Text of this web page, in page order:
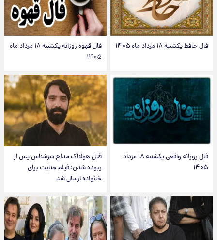
فال حافظ یکشنبه ۱۸ مرداد ماه ۱۴۰۵
فال قهوه روزانه یکشنبه ۱۸ مرداد ماه
۱۴۰۵
فال روزانه واقعی یکشنبه ۱۸ مرداد
۱۴۰۵
قتل هولناک مداح سرشناس پس از
ربوده شدن؛ فیلم جنایت برای
خانواده ارسال شد